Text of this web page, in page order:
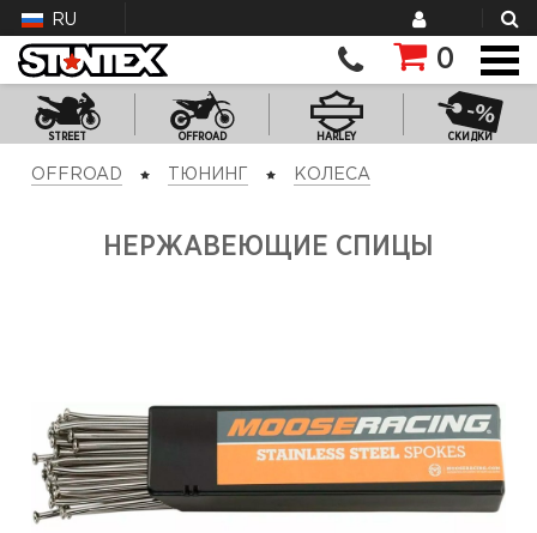
RU
0
STREET OFFROAD HARLEY СКИДКИ
OFFROAD ТЮНИНГ КОЛЕСА
НЕРЖАВЕЮЩИЕ СПИЦЫ